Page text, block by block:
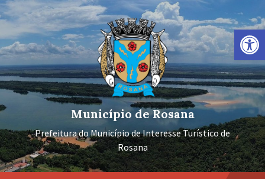
Barra de Ferramentas Aberta
Ir
para
conteúdo
Pular
para
navegação
principal
Pular
para
rodapé
Município de Rosana
Prefeitura do Município de Interesse Turístico de
Rosana